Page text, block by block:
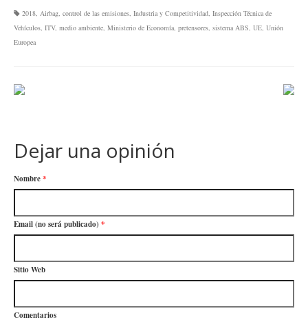
2018, Airbag, control de las emisiones, Industria y Competitividad, Inspección Técnica de
Vehículos, ITV, medio ambiente, Ministerio de Economía, pretensores, sistema ABS, UE, Unión
Europea
Dejar una opinión
Nombre*
Email (no será publicado) *
Sitio Web
Comentarios